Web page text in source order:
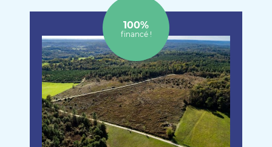
100%
financé !